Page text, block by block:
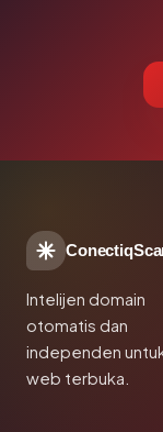
Intelijen domain
otomatis dan
independen
web terbuka.